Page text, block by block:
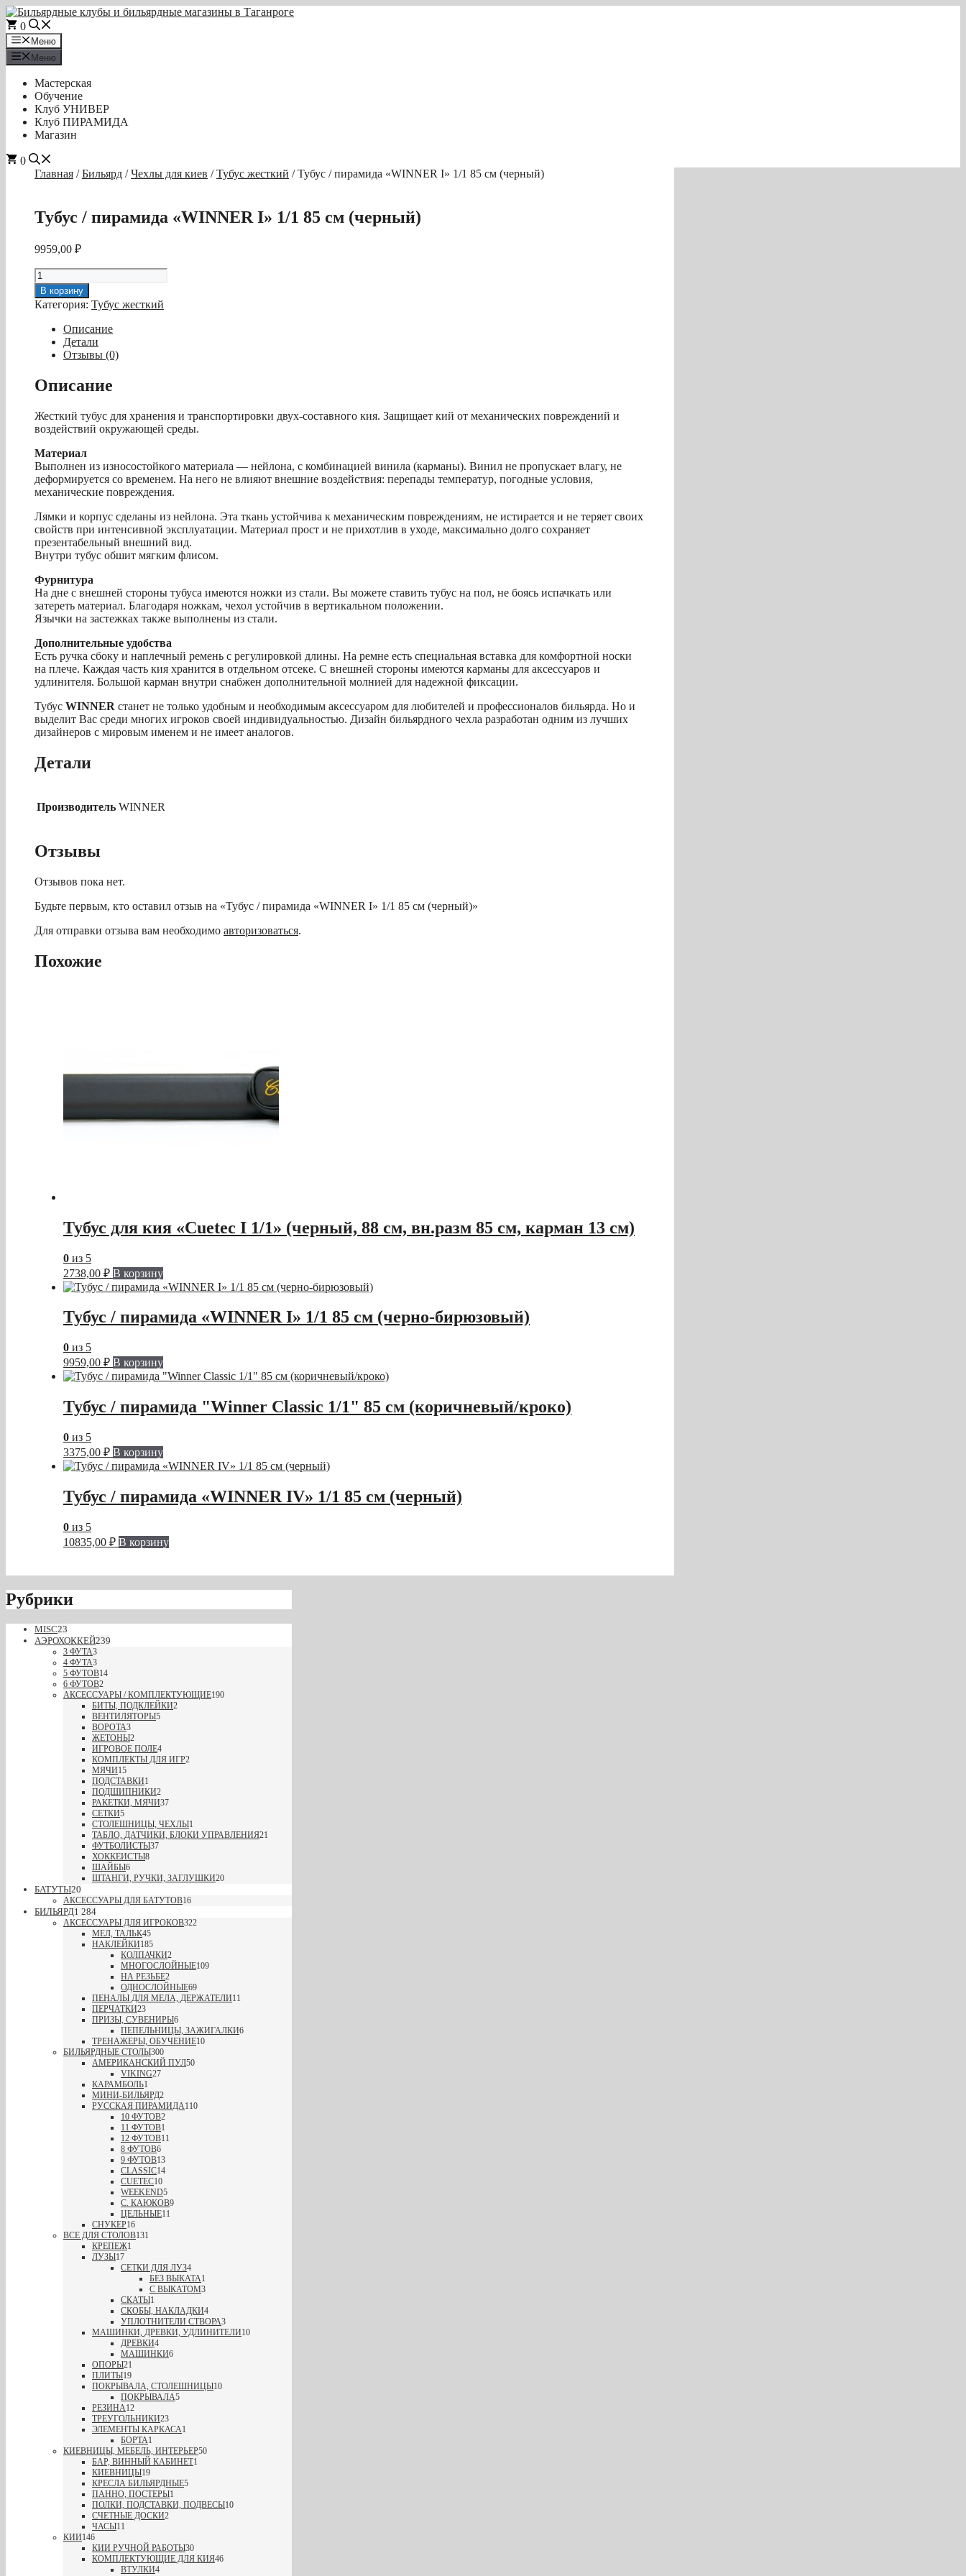
Перейти
к
содержимому
0
Меню
Меню
Мастерская
Обучение
Клуб УНИВЕР
Клуб ПИРАМИДА
Магазин
0
Главная /Бильярд /Чехлы для киев /Тубус жесткий / Тубус / пирамида «WINNER I» 1/1 85 см (черный)
Тубус / пирамида «WINNER I» 1/1 85 см (черный)
9959,00 ₽
Количество
товара
Тубус
пирамида
«WINNER
85
см
В корзину
Категория: Тубус жесткий
Описание
Детали
Отзывы (0)
Описание
Жесткий тубус для хранения и транспортировки двух-составного кия. Защищает кий от механических повреждений и
воздействий окружающей среды.
Материал
Выполнен из износостойкого материала — нейлона, с комбинацией винила (карманы). Винил не пропускает влагу, не
деформируется со временем. На него не влияют внешние воздействия: перепады температур, погодные условия,
механические повреждения.
Лямки и корпус сделаны из нейлона. Эта ткань устойчива к механическим повреждениям, не истирается и не теряет своих
свойств при интенсивной эксплуатации. Материал прост и не прихотлив в уходе, максимально долго сохраняет
презентабельный внешний вид.
Внутри тубус обшит мягким флисом.
Фурнитура
На дне с внешней стороны тубуса имеются ножки из стали. Вы можете ставить тубус на пол, не боясь испачкать или
затереть материал. Благодаря ножкам, чехол устойчив в вертикальном положении.
Язычки на застежках также выполнены из стали.
Дополнительные удобства
Есть ручка сбоку и наплечный ремень с регулировкой длины. На ремне есть специальная вставка для комфортной носки
на плече. Каждая часть кия хранится в отдельном отсеке. С внешней стороны имеются карманы для аксессуаров и
удлинителя. Большой карман внутри снабжен дополнительной молнией для надежной фиксации.
Тубус WINNER станет не только удобным и необходимым аксессуаром для любителей и профессионалов бильярда. Но и
выделит Вас среди многих игроков своей индивидуальностью. Дизайн бильярдного чехла разработан одним из лучших
дизайнеров с мировым именем и не имеет аналогов.
Детали
Производитель WINNER
Отзывы
Отзывов пока нет.
Будьте первым, кто оставил отзыв на «Тубус / пирамида «WINNER I» 1/1 85 см (черный)»
Для отправки отзыва вам необходимо авторизоваться.
Похожие
Тубус для кия «Cuetec I 1/1» (черный, 88 см, вн.разм 85 см, карман 13 см)
0 из 5
2738,00 ₽ В корзину
Тубус / пирамида «WINNER I» 1/1 85 см (черно-бирюзовый)
0 из 5
9959,00 ₽ В корзину
Тубус / пирамида "Winner Classic 1/1" 85 см (коричневый/кроко)
0 из 5
3375,00 ₽ В корзину
Тубус / пирамида «WINNER IV» 1/1 85 см (черный)
0 из 5
10835,00 ₽ В корзину
Рубрики
MISC23
АЭРОХОККЕЙ239
3 ФУТА3
4 ФУТА3
5 ФУТОВ14
6 ФУТОВ2
АКСЕССУАРЫ / КОМПЛЕКТУЮЩИЕ190
БИТЫ, ПОДКЛЕЙКИ2
ВЕНТИЛЯТОРЫ5
ВОРОТА3
ЖЕТОНЫ2
ИГРОВОЕ ПОЛЕ4
КОМПЛЕКТЫ ДЛЯ ИГР2
МЯЧИ15
ПОДСТАВКИ1
ПОДШИПНИКИ2
РАКЕТКИ, МЯЧИ37
СЕТКИ5
СТОЛЕШНИЦЫ, ЧЕХЛЫ1
ТАБЛО, ДАТЧИКИ, БЛОКИ УПРАВЛЕНИЯ21
ФУТБОЛИСТЫ37
ХОККЕИСТЫ8
ШАЙБЫ6
ШТАНГИ, РУЧКИ, ЗАГЛУШКИ20
БАТУТЫ20
АКСЕССУАРЫ ДЛЯ БАТУТОВ16
БИЛЬЯРД1 284
АКСЕССУАРЫ ДЛЯ ИГРОКОВ322
МЕЛ, ТАЛЬК45
НАКЛЕЙКИ185
КОЛПАЧКИ2
МНОГОСЛОЙНЫЕ109
НА РЕЗЬБЕ2
ОДНОСЛОЙНЫЕ69
ПЕНАЛЫ ДЛЯ МЕЛА, ДЕРЖАТЕЛИ11
ПЕРЧАТКИ23
ПРИЗЫ, СУВЕНИРЫ6
ПЕПЕЛЬНИЦЫ, ЗАЖИГАЛКИ6
ТРЕНАЖЕРЫ, ОБУЧЕНИЕ10
БИЛЬЯРДНЫЕ СТОЛЫ300
АМЕРИКАНСКИЙ ПУЛ50
VIKING27
КАРАМБОЛЬ1
МИНИ-БИЛЬЯРД2
РУССКАЯ ПИРАМИДА110
10 ФУТОВ2
11 ФУТОВ1
12 ФУТОВ11
8 ФУТОВ6
9 ФУТОВ13
CLASSIC14
CUETEC10
WEEKEND5
С. КАЮКОВ9
ЦЕЛЬНЫЕ11
СНУКЕР16
ВСЕ ДЛЯ СТОЛОВ131
КРЕПЕЖ1
ЛУЗЫ17
СЕТКИ ДЛЯ ЛУЗ4
БЕЗ ВЫКАТА1
С ВЫКАТОМ3
СКАТЫ1
СКОБЫ, НАКЛАДКИ4
УПЛОТНИТЕЛИ СТВОРА3
МАШИНКИ, ДРЕВКИ, УДЛИНИТЕЛИ10
ДРЕВКИ4
МАШИНКИ6
ОПОРЫ21
ПЛИТЫ19
ПОКРЫВАЛА, СТОЛЕШНИЦЫ10
ПОКРЫВАЛА5
РЕЗИНА12
ТРЕУГОЛЬНИКИ23
ЭЛЕМЕНТЫ КАРКАСА1
БОРТА1
КИЕВНИЦЫ, МЕБЕЛЬ, ИНТЕРЬЕР50
БАР, ВИННЫЙ КАБИНЕТ1
КИЕВНИЦЫ19
КРЕСЛА БИЛЬЯРДНЫЕ5
ПАННО, ПОСТЕРЫ1
ПОЛКИ, ПОДСТАВКИ, ПОДВЕСЫ10
СЧЕТНЫЕ ДОСКИ2
ЧАСЫ11
КИИ146
КИИ РУЧНОЙ РАБОТЫ30
КОМПЛЕКТУЮЩИЕ ДЛЯ КИЯ46
ВТУЛКИ4